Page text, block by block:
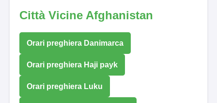
Città Vicine Afghanistan
Orari preghiera Danimarca
Orari preghiera Haji payk
Orari preghiera Luku